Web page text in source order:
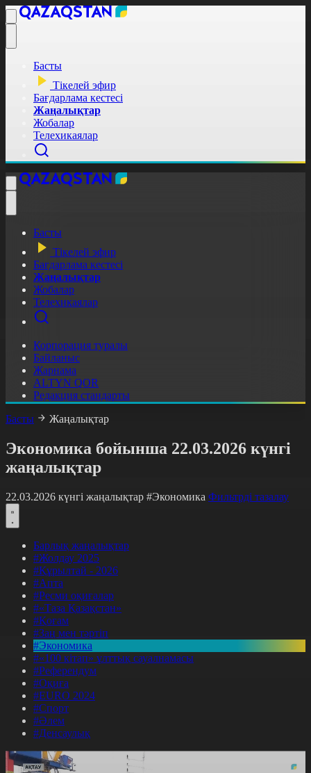
Басты
Тікелей эфир
Бағдарлама кестесі
Жаңалықтар
Жобалар
Телехикаялар
Басты
Тікелей эфир
Бағдарлама кестесі
Жаңалықтар
Жобалар
Телехикаялар
Корпорация туралы
Байланыс
Жарнама
ALTYN QOR
Редакция стандарты
Басты
Жаңалықтар
Экономика бойынша 22.03.2026 күнгі
жаңалықтар
22.03.2026 күнгі жаңалықтар #Экономика Фильтрді тазалау
Барлық жаңалықтар
#Жолдау 2025
#Құрылтай - 2026
#Апта
#Ресми оқиғалар
#«Таза Қазақстан»
#Қоғам
#Заң мен тәртіп
#Экономика
#«100 кітап» ұлттық сауалнамасы
#Референдум
#Оқиға
#EURO 2024
#Спорт
#Әлем
#Денсаулық